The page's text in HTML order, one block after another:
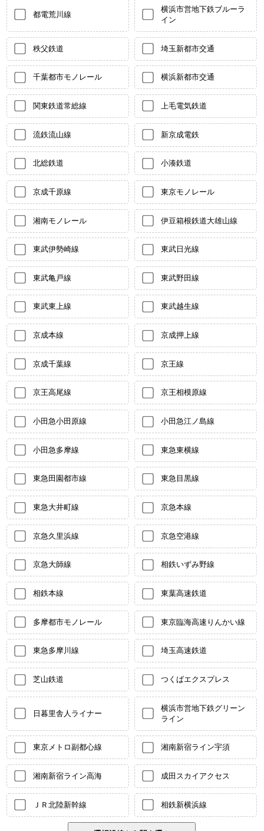
都電荒川線
横浜市営地下鉄ブルーラ
イン
秩父鉄道 埼玉新都市交通
千葉都市モノレール 横浜新都市交通
関東鉄道常総線 上毛電気鉄道
流鉄流山線 新京成電鉄
北総鉄道 小湊鉄道
京成千原線 東京モノレール
湘南モノレール 伊豆箱根鉄道大雄山線
東武伊勢崎線 東武日光線
東武亀戸線 東武野田線
東武東上線 東武越生線
京成本線 京成押上線
京成千葉線 京王線
京王高尾線 京王相模原線
小田急小田原線 小田急江ノ島線
小田急多摩線 東急東横線
東急田園都市線 東急目黒線
東急大井町線 京急本線
京急久里浜線 京急空港線
京急大師線 相鉄いずみ野線
相鉄本線 東葉高速鉄道
多摩都市モノレール 東京臨海高速りんかい線
東急多摩川線 埼玉高速鉄道
芝山鉄道 つくばエクスプレス
日暮里舎人ライナー
横浜市営地下鉄グリーン
ライン
東京メトロ副都心線 湘南新宿ライン宇須
湘南新宿ライン高海 成田スカイアクセス
ＪＲ北陸新幹線 相鉄新横浜線